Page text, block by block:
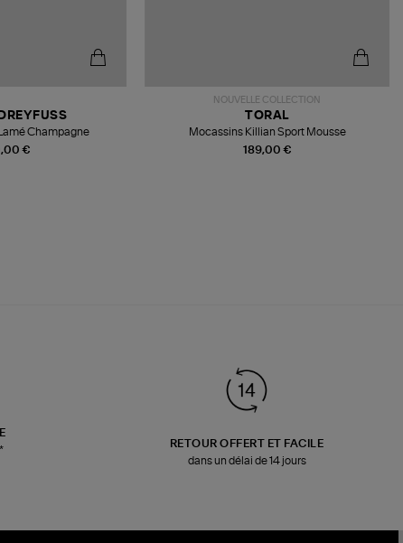
€
Champagne
NOUVELLE COLLECTION
189,00 €
TORAL
Mocassins Killian Sport Mousse
RETOUR OFFERT ET FACILE
dans un délai de 14 jours